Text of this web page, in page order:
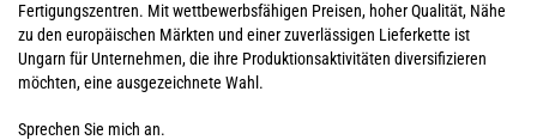
Fertigungszentren. Mit wettbewerbsfähigen Preisen, hoher Qualität, Nähe
zu den europäischen Märkten und einer zuverlässigen Lieferkette ist
Ungarn für Unternehmen, die ihre Produktionsaktivitäten diversifizieren
möchten, eine ausgezeichnete Wahl.
Sprechen Sie mich an.